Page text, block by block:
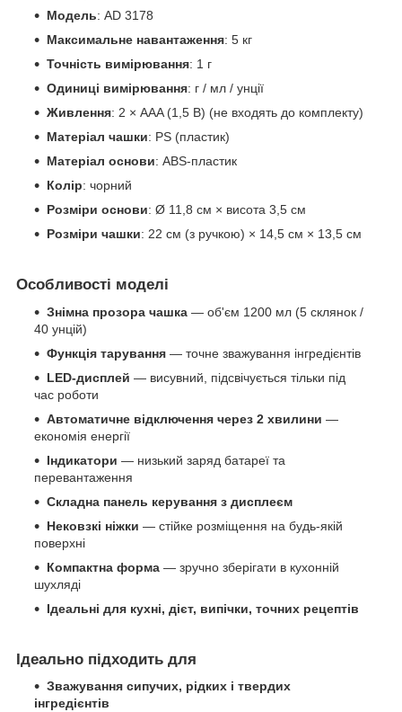
Модель: AD 3178
Максимальне навантаження: 5 кг
Точність вимірювання: 1 г
Одиниці вимірювання: г / мл / унції
Живлення: 2 × AAA (1,5 В) (не входять до комплекту)
Матеріал чашки: PS (пластик)
Матеріал основи: ABS-пластик
Колір: чорний
Розміри основи: Ø 11,8 см × висота 3,5 см
Розміри чашки: 22 см (з ручкою) × 14,5 см × 13,5 см
Особливості моделі
Знімна прозора чашка — об'єм 1200 мл (5 склянок /
40 унцій)
Функція тарування — точне зважування інгредієнтів
LED-дисплей — висувний, підсвічується тільки під
час роботи
Автоматичне відключення через 2 хвилини —
економія енергії
Індикатори — низький заряд батареї та
перевантаження
Складна панель керування з дисплеєм
Нековзкі ніжки — стійке розміщення на будь-якій
поверхні
Компактна форма — зручно зберігати в кухонній
шухляді
Ідеальні для кухні, дієт, випічки, точних рецептів
Ідеально підходить для
Зважування сипучих, рідких і твердих
інгредієнтів